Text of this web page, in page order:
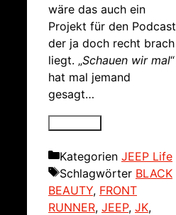
wäre das auch ein
Projekt für den Podcast
der ja doch recht brach
liegt. „Schauen wir mal“
hat mal jemand
gesagt…
Kategorien JEEP Life
Schlagwörter BLACK
BEAUTY, FRONT
RUNNER, JEEP, JK,